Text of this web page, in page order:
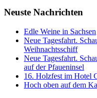
Neuste Nachrichten
Edle Weine in Sachsen
Neue Tagesfahrt.
Weihnachtsschiff
Neue Tagesfahrt.
auf der Pfaueninsel
16. Holzfest im Hotel
Hoch oben auf dem